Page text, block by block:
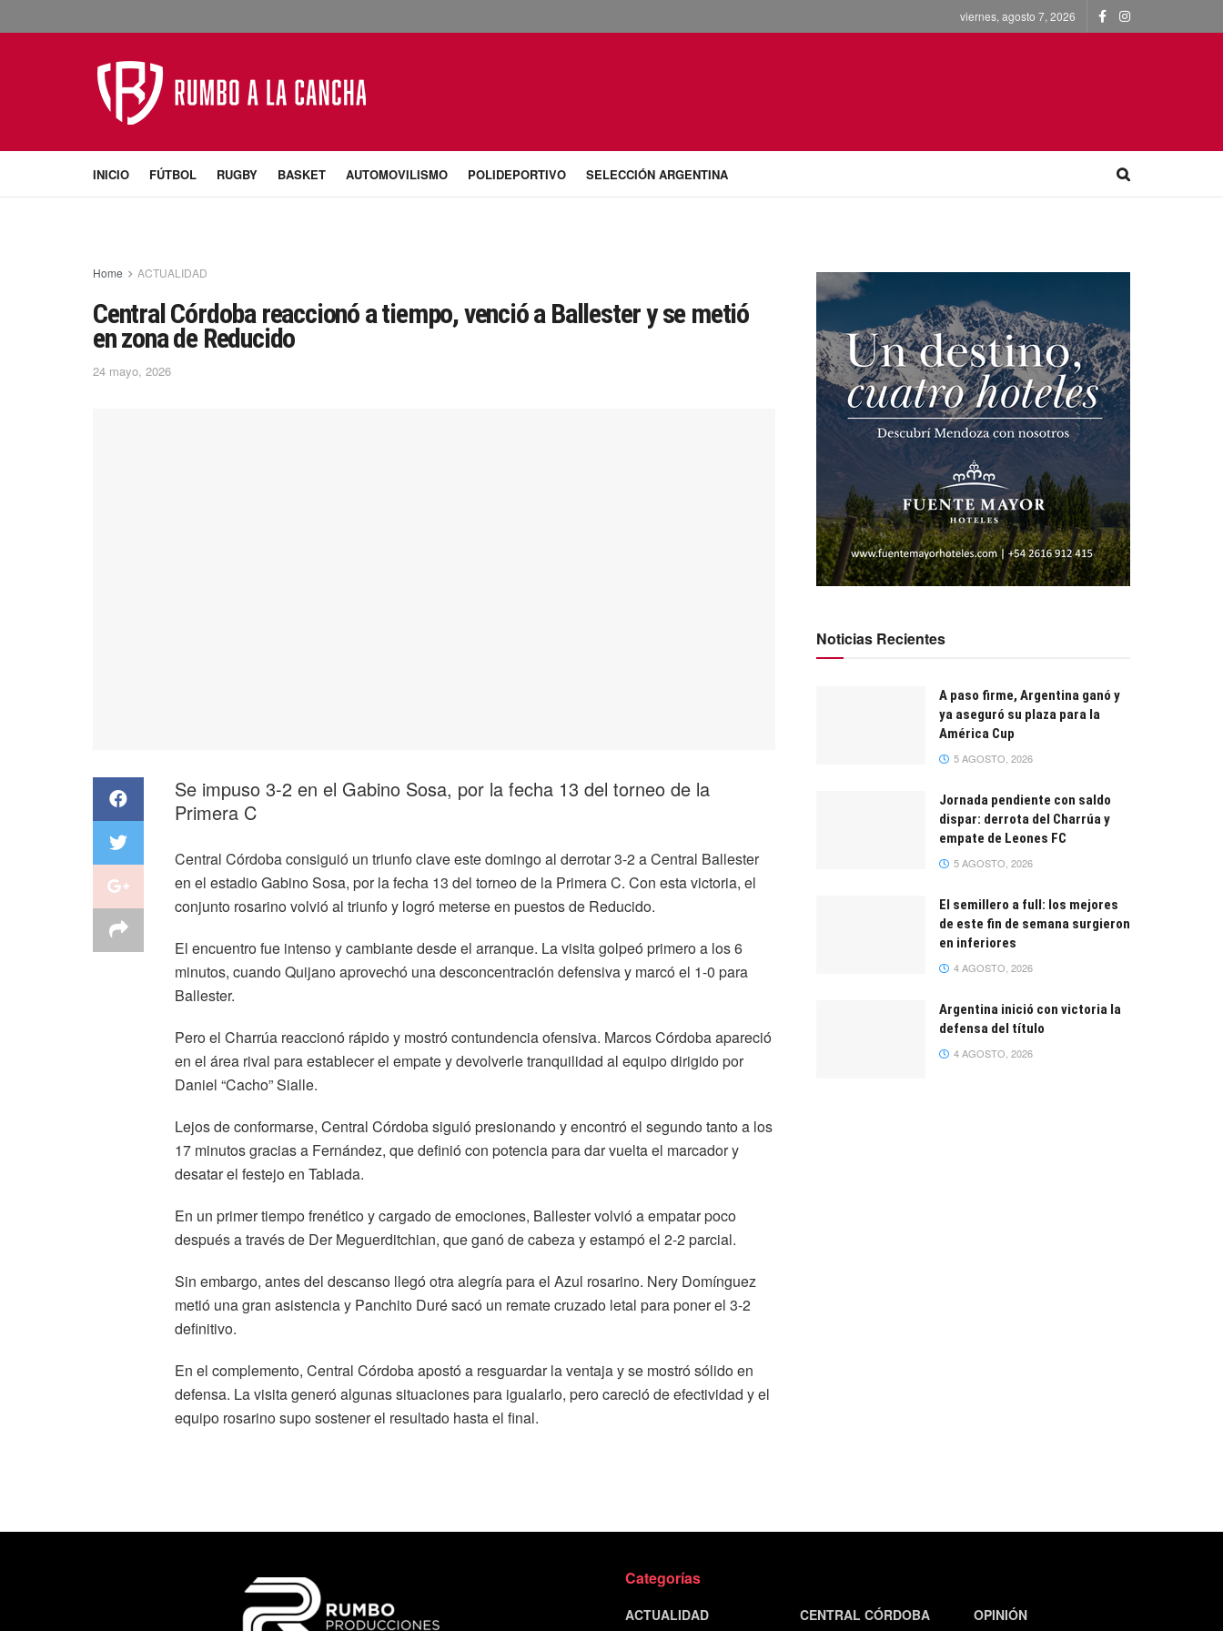
viernes, agosto 7, 2026
INICIO FÚTBOL RUGBY BASKET AUTOMOVILISMO POLIDEPORTIVO SELECCIÓN ARGENTINA
Home ACTUALIDAD
Central Córdoba reaccionó a tiempo, venció a Ballester y se metió
en zona de Reducido
24 mayo, 2026
Se impuso 3-2 en el Gabino Sosa, por la fecha 13 del torneo de la
Primera C
Central Córdoba consiguió un triunfo clave este domingo al derrotar 3-2 a Central Ballester
en el estadio Gabino Sosa, por la fecha 13 del torneo de la Primera C. Con esta victoria, el
conjunto rosarino volvió al triunfo y logró meterse en puestos de Reducido.
El encuentro fue intenso y cambiante desde el arranque. La visita golpeó primero a los 6
minutos, cuando Quijano aprovechó una desconcentración defensiva y marcó el 1-0 para
Ballester.
Pero el Charrúa reaccionó rápido y mostró contundencia ofensiva. Marcos Córdoba apareció
en el área rival para establecer el empate y devolverle tranquilidad al equipo dirigido por
Daniel “Cacho” Sialle.
Lejos de conformarse, Central Córdoba siguió presionando y encontró el segundo tanto a los
17 minutos gracias a Fernández, que definió con potencia para dar vuelta el marcador y
desatar el festejo en Tablada.
En un primer tiempo frenético y cargado de emociones, Ballester volvió a empatar poco
después a través de Der Meguerditchian, que ganó de cabeza y estampó el 2-2 parcial.
Sin embargo, antes del descanso llegó otra alegría para el Azul rosarino. Nery Domínguez
metió una gran asistencia y Panchito Duré sacó un remate cruzado letal para poner el 3-2
definitivo.
En el complemento, Central Córdoba apostó a resguardar la ventaja y se mostró sólido en
defensa. La visita generó algunas situaciones para igualarlo, pero careció de efectividad y el
equipo rosarino supo sostener el resultado hasta el final.
Noticias Recientes
A paso firme, Argentina ganó y
ya aseguró su plaza para la
América Cup
5 AGOSTO, 2026
Jornada pendiente con saldo
dispar: derrota del Charrúa y
empate de Leones FC
5 AGOSTO, 2026
El semillero a full: los mejores
de este fin de semana surgieron
en inferiores
4 AGOSTO, 2026
Argentina inició con victoria la
defensa del título
4 AGOSTO, 2026
Categorías
ACTUALIDAD CENTRAL CÓRDOBA OPINIÓN